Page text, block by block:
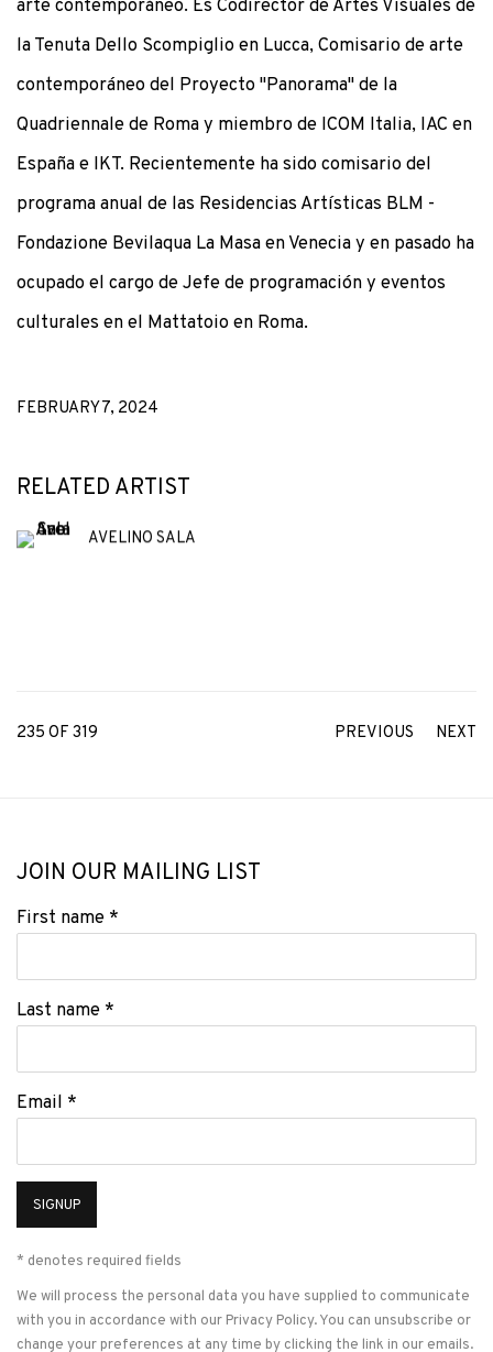
arte contemporáneo. Es Codirector de Artes Visuales de
la Tenuta Dello Scompiglio en Lucca, Comisario de arte
contemporáneo del Proyecto "Panorama" de la
Quadriennale de Roma y miembro de ICOM Italia, IAC en
España e IKT. Recientemente ha sido comisario del
programa anual de las Residencias Artísticas BLM -
Fondazione Bevilaqua La Masa en Venecia y en pasado ha
ocupado el cargo de Jefe de programación y eventos
culturales en el Mattatoio en Roma.
FEBRUARY 7, 2024
RELATED ARTIST
AVELINO SALA
PREVIOUS NEXT
235 OF 319
JOIN OUR MAILING LIST
First name *
Last name *
Email *
SIGNUP
* denotes required fields
We will process the personal data you have supplied to communicate
with you in accordance with our Privacy Policy. You can unsubscribe or
change your preferences at any time by clicking the link in our emails.